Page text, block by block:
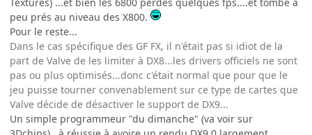
Textures) ...et bien les 6800 perdes quelques fps....et tombe à
peu prés au niveau des X800.
Pour le reste...
Dans le cas spécifique des GF FX, il n'était pas si idiot de la
part de Valve de les limiter à DX8...les drivers officiels ne sont
pas ou plus optimisés...donc c'était normal que pour que le
jeu puisse tourner convenablement sur ce type de cartes que
Valve décide de désactiver le support de DX9...
Un simple programmeur "du dimanche" (va voir sur